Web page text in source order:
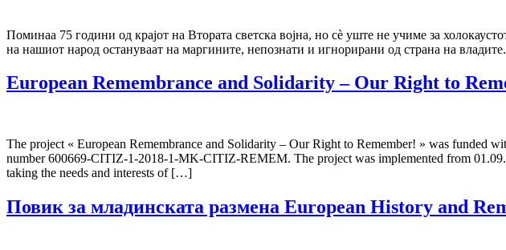
Поминаа 75 години од крајот на Втората светска војна, но сè уште не учиме за
на нашиот народ остануваат на маргините, непознати и игнорирани од страна на
European Remembrance and Solidarity – Our Right to
The project « European Remembrance and Solidarity – Our Right to Remember! » was funded
number 600669-CITIZ-1-2018-1-MK-CITIZ-REMEM. The project was implemented from
taking the needs and interests of […]
Повик за младинската размена European History and